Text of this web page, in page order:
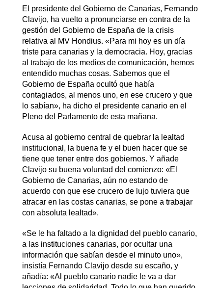
El presidente del Gobierno de Canarias, Fernando
Clavijo, ha vuelto a pronunciarse en contra de la
gestión del Gobierno de España de la crisis
relativa al MV Hondius. «Para mi hoy es un día
triste para canarias y la democracia. Hoy, gracias
al trabajo de los medios de comunicación, hemos
entendido muchas cosas. Sabemos que el
Gobierno de España ocultó que había
contagiados, al menos uno, en ese crucero y que
lo sabían», ha dicho el presidente canario en el
Pleno del Parlamento de esta mañana.
Acusa al gobierno central de quebrar la lealtad
institucional, la buena fe y el buen hacer que se
tiene que tener entre dos gobiernos. Y añade
Clavijo su buena voluntad del comienzo: «El
Gobierno de Canarias, aún no estando de
acuerdo con que ese crucero de lujo tuviera que
atracar en las costas canarias, se pone a trabajar
con absoluta lealtad».
«Se le ha faltado a la dignidad del pueblo canario,
a las instituciones canarias, por ocultar una
información que sabían desde el minuto uno»,
insistía Fernando Clavijo desde su escaño, y
añadía: «Al pueblo canario nadie le va a dar